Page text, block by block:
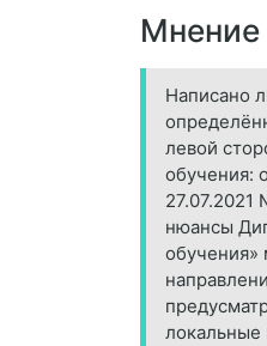
Мнение
Написано
левой
обучения:
нюансы
обучения»
локальные